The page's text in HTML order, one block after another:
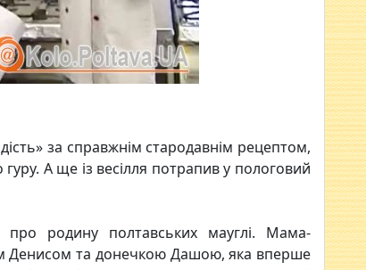
за справжнім стародавнім рецептом,
А ще із весілля потрапив у пологовий
про родину полтавських мауглі. Мама-
Денисом та донечкою Дашою, яка вперше